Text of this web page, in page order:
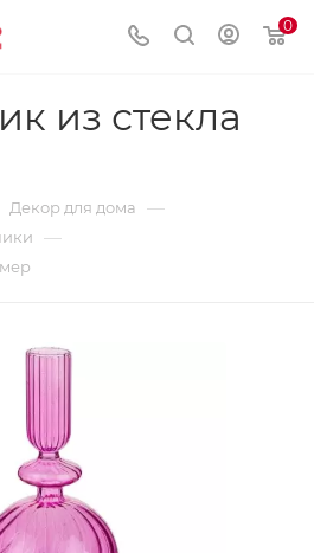
0
из стекла
Декор для дома —
—